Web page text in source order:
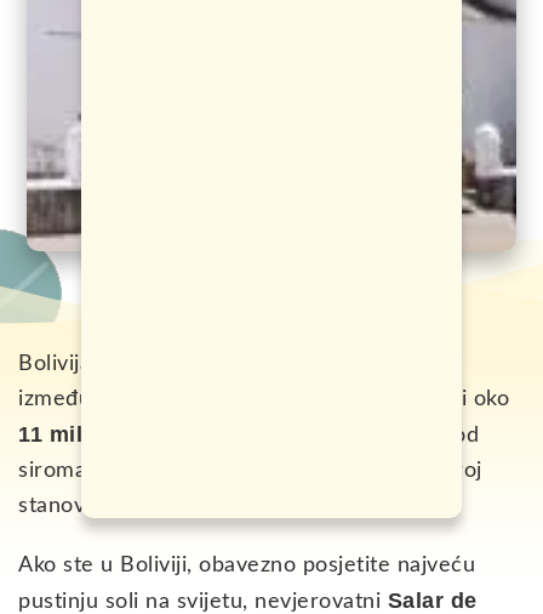
Bolivija je južnoamerička zemlja, smještena
između Brazila i Argentine, u kojoj danas živi oko
11 miliona stanovnika
. U pitanju je jedna od
siromašnijih zemalja kontinenta, a najveći broj
stanovnika živi u La Pazu.
Ako ste u Boliviji, obavezno posjetite najveću
pustinju soli na svijetu, nevjerovatni Salar de